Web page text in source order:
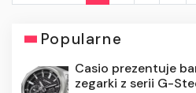
Popularne
Casio prezentuje
zegarki z serii G-